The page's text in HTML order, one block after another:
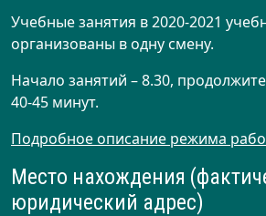
Учебные занятия в 2020-2021
организованы в одну смену.
Начало занятий – 8.30,
40-45 минут.
Подробное описание режима
Место нахождения
юридический адрес)